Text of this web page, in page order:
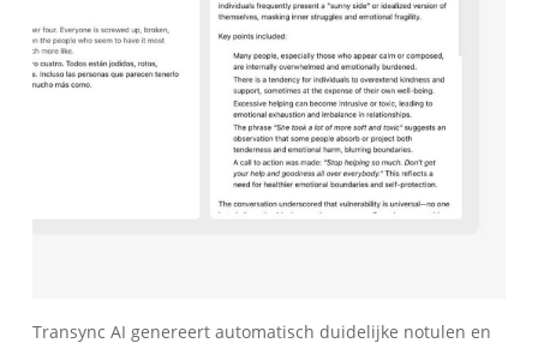
Transync AI genereert automatisch duidelijke notulen en